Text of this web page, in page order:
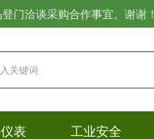
门洽谈采购合作事宜。谢谢！
表 工业安全